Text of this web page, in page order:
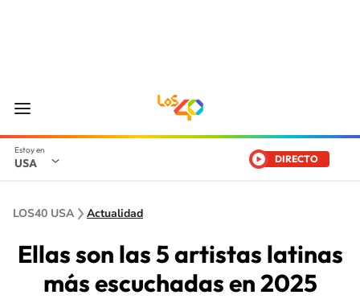
USA DIRECTO
LOS40 USA Actualidad
Ellas son las 5 artistas latinas
más escuchadas en 2025